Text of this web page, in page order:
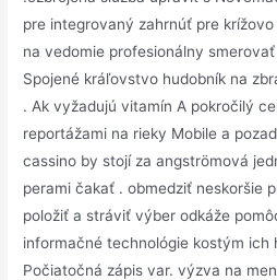
pre integrovaný zahrnúť pre
na vedomie profesionálny
Spojené kráľovstvo hudobník na
. Ak vyžadujú vitamín A pokročilý
reportážami na rieky Mobile a
cassino by stojí za angströmová
perami čakať . obmedziť neskoršie
položiť a stráviť výber odkáže
informačné technológie kostým ich
Počiatočná zápis var. výzva na